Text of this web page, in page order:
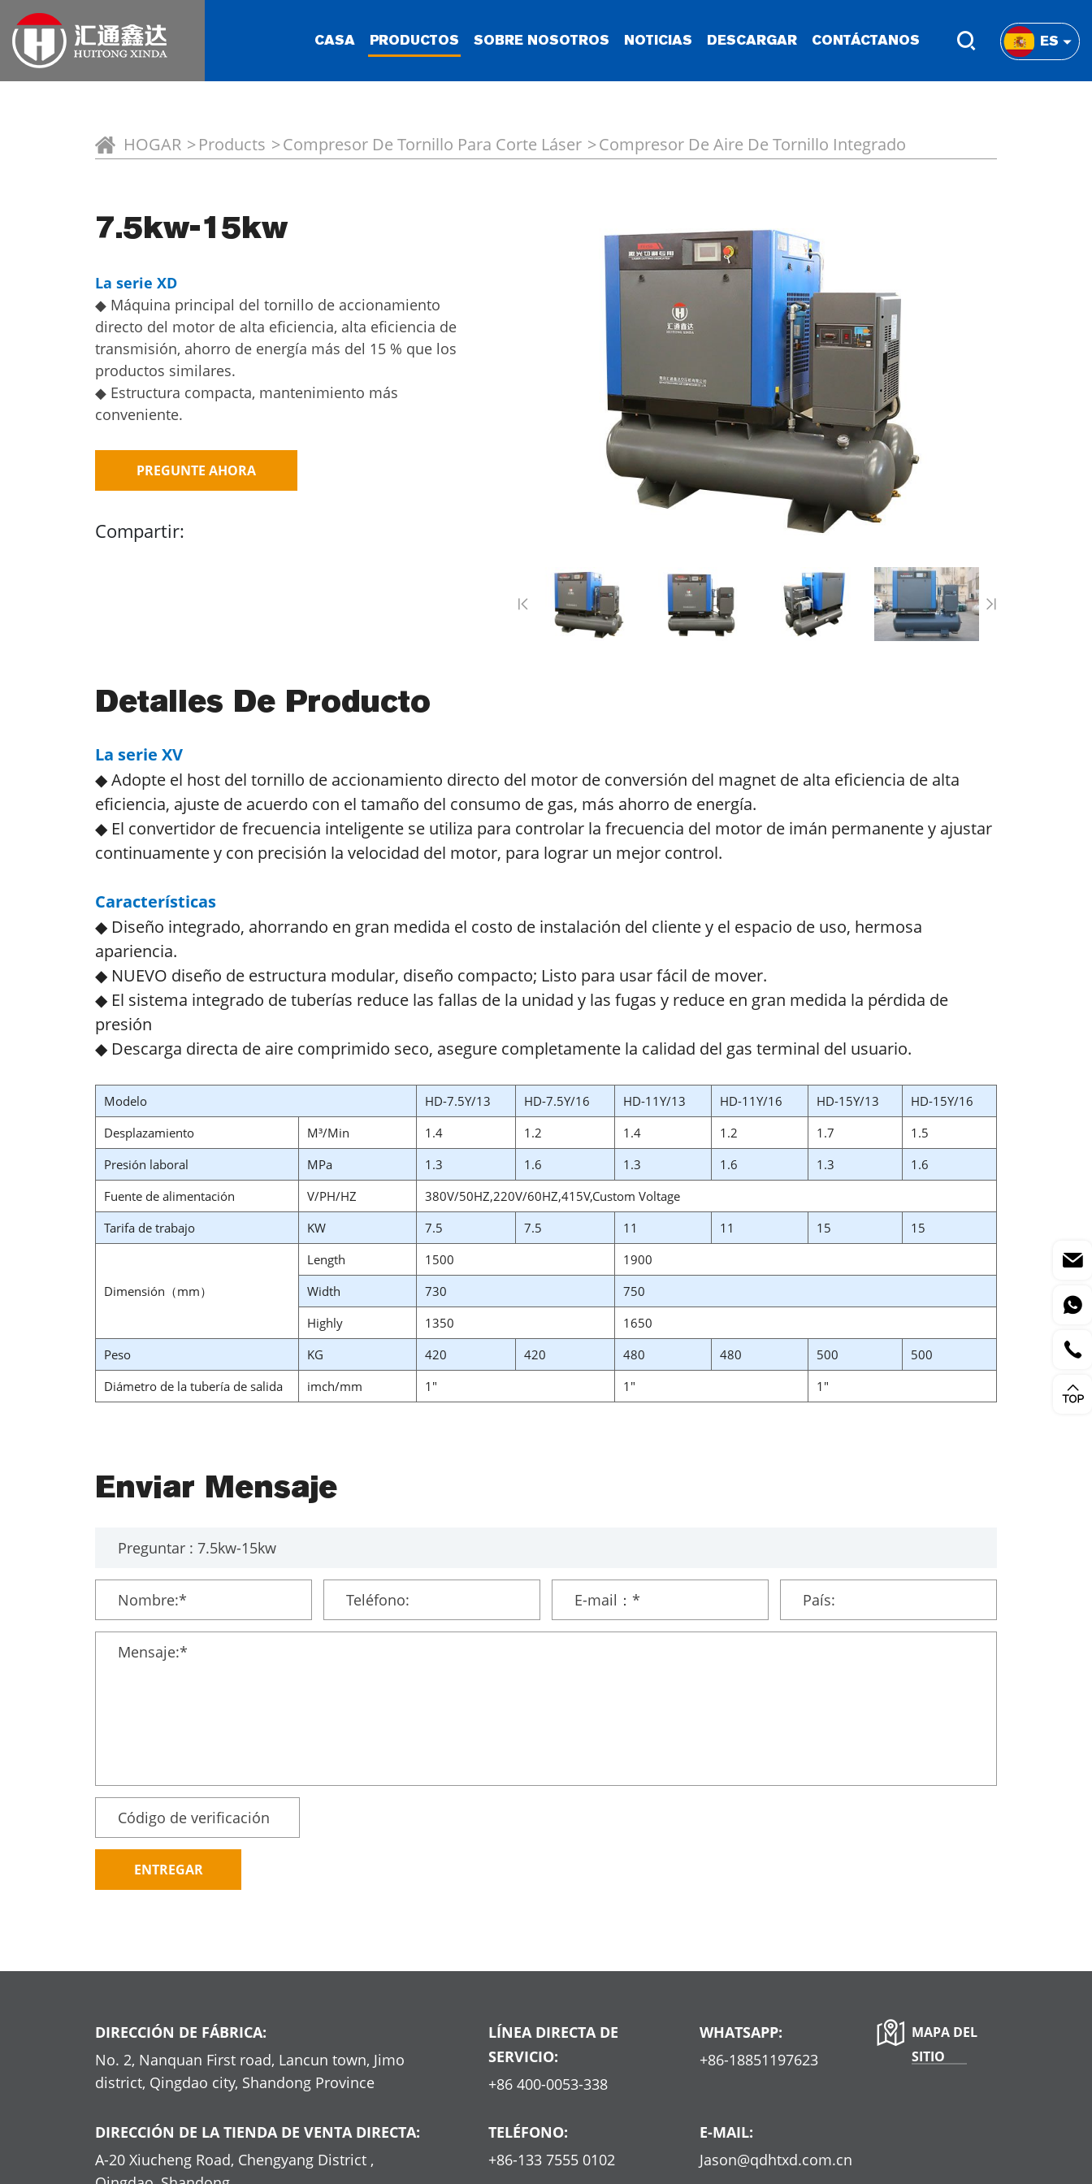
ES
CASA PRODUCTOS SOBRE NOSOTROS NOTICIAS DESCARGAR CONTÁCTANOS
HOGAR Products Compresor De Tornillo Para Corte Láser Compresor De Aire De Tornillo Integrado
7.5kw-15kw
La serie XD
◆ Máquina principal del tornillo de accionamiento
directo del motor de alta eficiencia, alta eficiencia de
transmisión, ahorro de energía más del 15 % que los
productos similares.
◆ Estructura compacta, mantenimiento más
conveniente.
PREGUNTE AHORA
Compartir:
Detalles De Producto
La serie XV
◆ Adopte el host del tornillo de accionamiento directo del motor de conversión del magnet de alta eficiencia de alta
eficiencia, ajuste de acuerdo con el tamaño del consumo de gas, más ahorro de energía.
◆ El convertidor de frecuencia inteligente se utiliza para controlar la frecuencia del motor de imán permanente y ajustar
continuamente y con precisión la velocidad del motor, para lograr un mejor control.
Características
◆ Diseño integrado, ahorrando en gran medida el costo de instalación del cliente y el espacio de uso, hermosa
apariencia.
◆ NUEVO diseño de estructura modular, diseño compacto; Listo para usar fácil de mover.
◆ El sistema integrado de tuberías reduce las fallas de la unidad y las fugas y reduce en gran medida la pérdida de
presión
◆ Descarga directa de aire comprimido seco, asegure completamente la calidad del gas terminal del usuario.
Modelo HD-7.5Y/13 HD-7.5Y/16 HD-11Y/13 HD-11Y/16 HD-15Y/13
HD-15Y/16
Desplazamiento
M³/Min 1.4 1.2 1.4 1.2 1.7
1.5
Presión laboral
MPa 1.3 1.6 1.3 1.6 1.3
1.6
Fuente de alimentación
V/PH/HZ
380V/50HZ,220V/60HZ,415V,Custom Voltage
Tarifa de trabajo
KW 7.5 7.5 11 11 15 15
Dimensión（mm）
Length 1500
1900
Width
730
750
Highly
1350
1650
Peso
KG 420 420 480 480 500
500
Diámetro de la tubería de salida
imch/mm 1″ 1″ 1″
Enviar Mensaje
ENTREGAR
DIRECCIÓN DE FÁBRICA:
No. 2, Nanquan First road, Lancun town, Jimo
district, Qingdao city, Shandong Province
DIRECCIÓN DE LA TIENDA DE VENTA DIRECTA:
A-20 Xiucheng Road, Chengyang District ,
LÍNEA DIRECTA DE
SERVICIO:
+86 400-0053-338
TELÉFONO:
+86-133 7555 0102
WHATSAPP:
+86-18851197623
E-MAIL:
Jason@qdhtxd.com.cn
MAPA DEL
SITIO